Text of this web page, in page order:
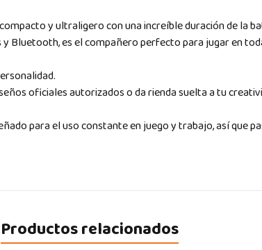
y ultraligero con una increíble duración de la
y Bluetooth, es el compañero perfecto para jugar en
oficiales autorizados o da rienda suelta a tu
para el uso constante en juego y trabajo, así que
Productos relacionados